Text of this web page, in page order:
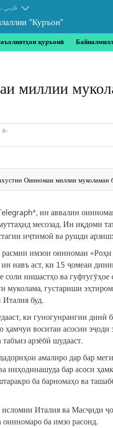
.فارسی
“Куръон”
қуръонӣ
миллии
Оинномаи миллии муколамаи
ин аввалин
месозад. Ин иқдоми
иҷтимоӣ ва рушди
имзои оинномаи
навъ аст, ки 15 ҷомеаи
нишастҳо ва гуфтугӯҳое
муколама, густариши
буд.
ки гуногунрангии динӣ
воситаи асосии
арзёбӣ шудааст.
амалиро дар бар
ниҳодинашуда бар асоси
ба барномаҳо ва
Италия ва Масҷиди
оинномаро ба имзо расонд.